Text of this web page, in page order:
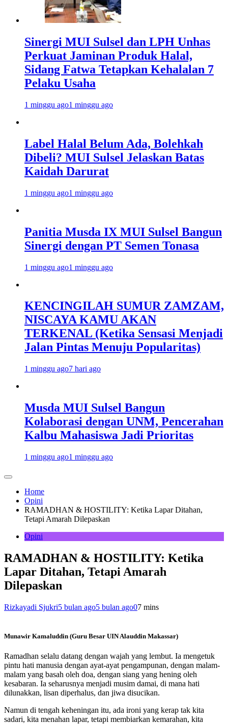
Sinergi MUI Sulsel dan LPH Unhas
Perkuat Jaminan Produk Halal,
Sidang Fatwa Tetapkan Kehalalan 7
Pelaku Usaha
1 minggu ago1 minggu ago
Label Halal Belum Ada, Bolehkah
Dibeli? MUI Sulsel Jelaskan Batas
Kaidah Darurat
1 minggu ago1 minggu ago
Panitia Musda IX MUI Sulsel Bangun
Sinergi dengan PT Semen Tonasa
1 minggu ago1 minggu ago
KENCINGILAH SUMUR ZAMZAM,
NISCAYA KAMU AKAN
TERKENAL (Ketika Sensasi Menjadi
Jalan Pintas Menuju Popularitas)
1 minggu ago7 hari ago
Musda MUI Sulsel Bangun
Kolaborasi dengan UNM, Pencerahan
Kalbu Mahasiswa Jadi Prioritas
1 minggu ago1 minggu ago
Home
Opini
RAMADHAN & HOSTILITY: Ketika Lapar Ditahan,
Tetapi Amarah Dilepaskan
Opini
RAMADHAN & HOSTILITY: Ketika
Lapar Ditahan, Tetapi Amarah
Dilepaskan
Rizkayadi Sjukri5 bulan ago5 bulan ago07 mins
Munawir Kamaluddin (Guru Besar UIN Alauddin Makassar)
Ramadhan selalu datang dengan wajah yang lembut. Ia mengetuk
pintu hati manusia dengan ayat-ayat pengampunan, dengan malam-
malam yang basah oleh doa, dengan siang yang hening oleh
kesabaran. Ia seharusnya menjadi musim damai, di mana hati
dilunakkan, lisan diperhalus, dan jiwa disucikan.
Namun di tengah keheningan itu, ada ironi yang kerap tak kita
sadari, kita menahan lapar, tetapi membiarkan kemarahan, kita